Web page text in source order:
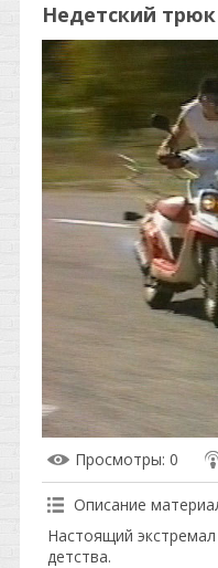
Недетский трюк
Просмотры: 0
Описание
Настоящий
детства.